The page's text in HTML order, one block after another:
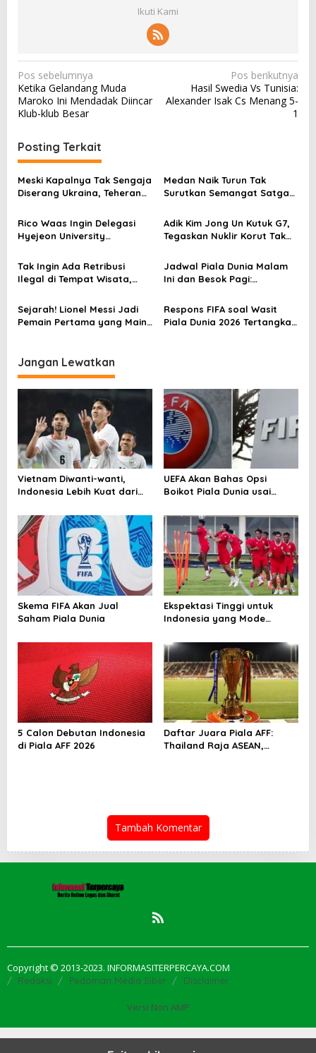
Ikuti Kami
N
a
v
g
a
s
p
s
Pos sebelumnya
Ketika Gelandang Muda
Maroko Ini Mendadak Diincar
Klub-klub Besar
Pos berikutnya
Hasil Swedia Vs Tunisia:
Alexander Isak Cs Menang 5-
1
Posting Terkait
Meski Kapalnya Tak Sengaja
Diserang Ukraina, Teheran
Medan Naik Turun Tak
Surutkan Semangat Satgas
0708 Purworejo
Rico Waas Ingin Delegasi
Hyejeon University
Dunia Internasional
Adik Kim Jong Un Kutuk G7,
Tegaskan Nuklir Korut Tak
Tak Ingin Ada Retribusi
Ilegal di Tempat Wisata,
Penyelesaian Persoalan
Wisata Air Panas Karo Dua
Jadwal Piala Dunia Malam
Ini dan Besok Pagi:
Sejarah! Lionel Messi Jadi
Pemain Pertama yang Main
Respons FIFA soal Wasit
Piala Dunia 2026 Tertangkap
Jangan Lewatkan
Vietnam Diwanti-wanti,
Indonesia Lebih Kuat dari
UEFA Akan Bahas Opsi
Boikot Piala Dunia usai
Skema FIFA Akan Jual
Saham Piala Dunia
Ekspektasi Tinggi untuk
Indonesia yang Mode
5 Calon Debutan Indonesia
di Piala AFF 2026
Daftar Juara Piala AFF:
Thailand Raja ASEAN,
Tambah Komentar
Copyright © 2013-2023. INFORMASITERPERCAYA.COM
Redaksi Pedoman Media Siber Disclaimer
Versi Non AMP